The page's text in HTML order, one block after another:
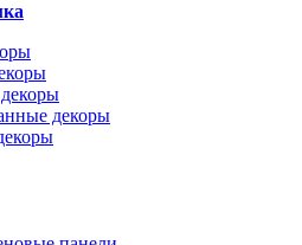
декоры